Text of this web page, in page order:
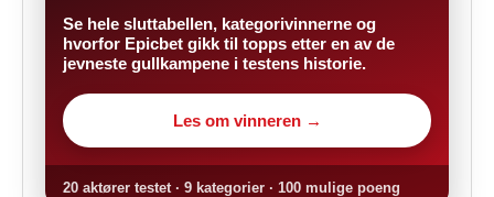
Se hele sluttabellen, kategorivinnerne og
hvorfor Epicbet gikk til topps etter en av de
jevneste gullkampene i testens historie.
Les om vinneren →
20 aktører testet · 9 kategorier · 100 mulige poeng